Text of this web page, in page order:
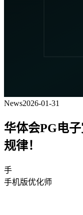
News2026-01-31
华体会PG电
规律！
手
手机版优化师